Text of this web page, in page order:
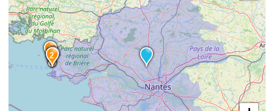
3
2
1